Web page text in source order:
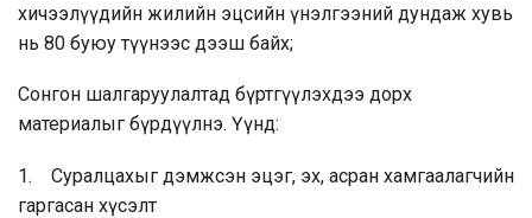
хичээлүүдийн жилийн эцсийн үнэлгээний дундаж хувь
нь 80 буюу түүнээс дээш байх;
Сонгон шалгаруулалтад бүртгүүлэхдээ дорх
материалыг бүрдүүлнэ. Үүнд:
1. Суралцахыг дэмжсэн эцэг, эх, асран хамгаалагчийн
гаргасан хүсэлт